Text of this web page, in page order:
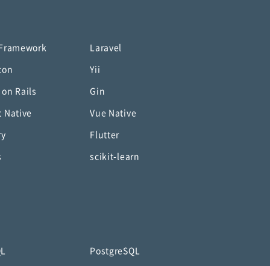
Laravel
Yii
on Rails Gin
Native Vue Native
Flutter
scikit-learn
PostgreSQL